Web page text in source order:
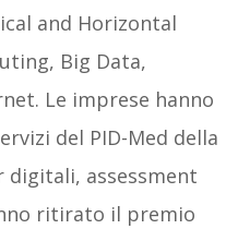
and Horizontal
Big Data,
Le imprese hanno
del PID-Med della
digitali, assessment
ritirato il premio